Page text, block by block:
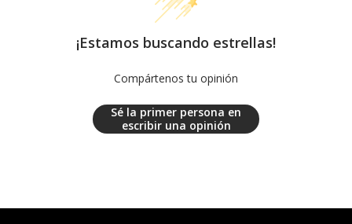
¡Estamos buscando estrellas!
Compártenos tu opinión
Sé la primer persona en
escribir una opinión